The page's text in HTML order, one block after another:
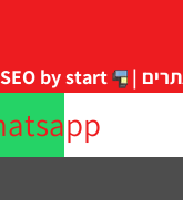
SEO by start
Whatsapp